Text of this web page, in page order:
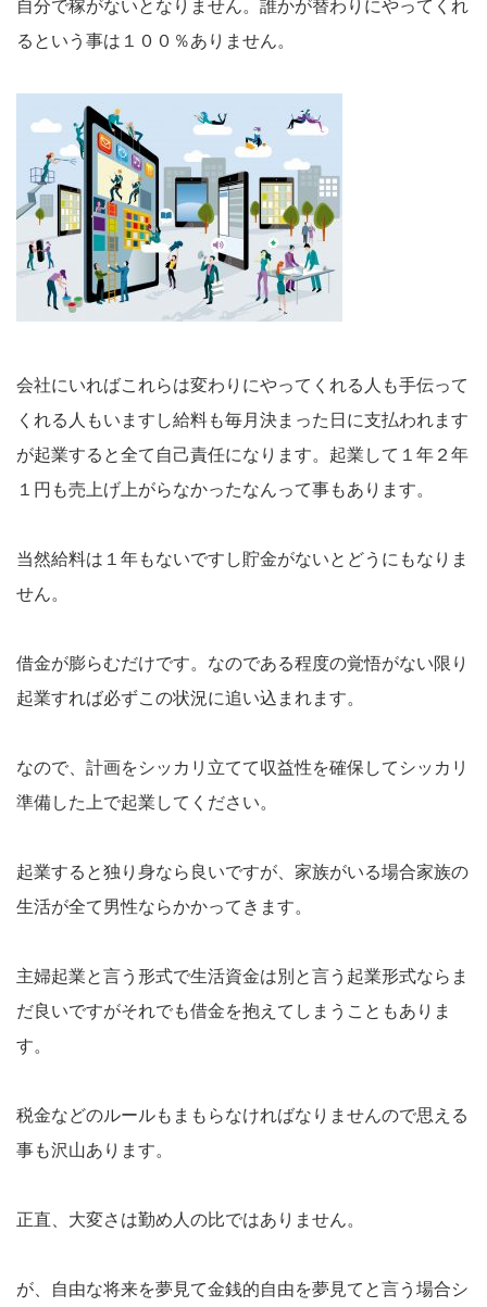
自分で稼がないとなりません。誰かが替わりにやってくれ
るという事は１００％ありません。
会社にいればこれらは変わりにやってくれる人も手伝って
くれる人もいますし給料も毎月決まった日に支払われます
が起業すると全て自己責任になります。起業して１年２年
１円も売上げ上がらなかったなんって事もあります。
当然給料は１年もないですし貯金がないとどうにもなりま
せん。
借金が膨らむだけです。なのである程度の覚悟がない限り
起業すれば必ずこの状況に追い込まれます。
なので、計画をシッカリ立てて収益性を確保してシッカリ
準備した上で起業してください。
起業すると独り身なら良いですが、家族がいる場合家族の
生活が全て男性ならかかってきます。
主婦起業と言う形式で生活資金は別と言う起業形式ならま
だ良いですがそれでも借金を抱えてしまうこともありま
す。
税金などのルールもまもらなければなりませんので思える
事も沢山あります。
正直、大変さは勤め人の比ではありません。
が、自由な将来を夢見て金銭的自由を夢見てと言う場合シ